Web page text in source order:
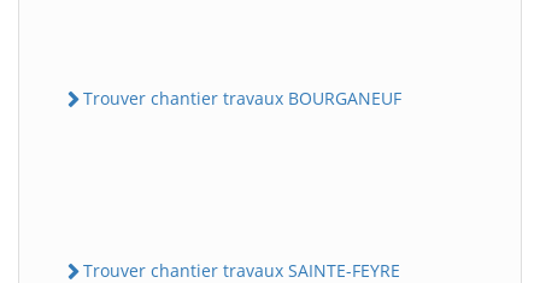
Trouver chantier travaux BOURGANEUF
Trouver chantier travaux SAINTE-FEYRE